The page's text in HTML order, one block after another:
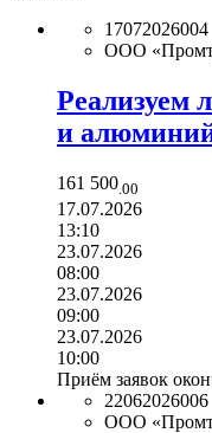
17072026004
ООО
Реализуем
и
161 500 .00
17.07.2026
13:10
23.07.2026
08:00
23.07.2026
09:00
23.07.2026
10:00
Приём заявок
22062026006
ООО